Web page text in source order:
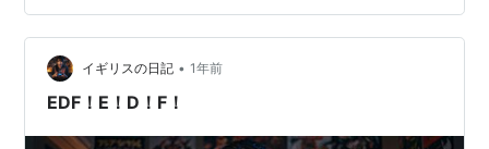
くて探したんですが見つからなくて、代わりに見つけた
初代を昨日購入したのでれっつぷれい ぶっちゃけ2をや
った事あるので「こ…
イギリスの日記 • 1年前
EDF！E！D！F！